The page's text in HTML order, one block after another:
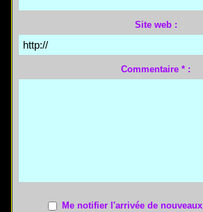
Site web :
Commentaire * :
Me notifier l'arrivée de